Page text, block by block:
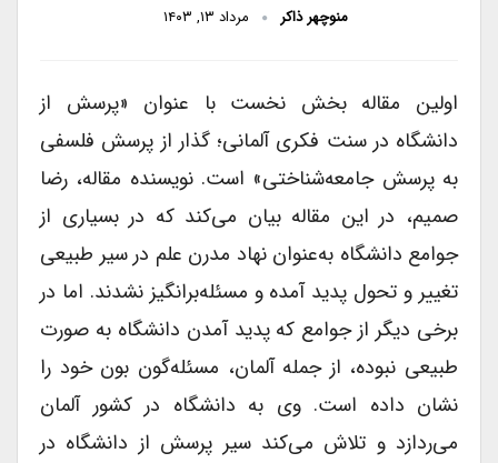
منوچهر ذاکر مرداد ۱۳, ۱۴۰۳
اولین مقاله بخش نخست با عنوان «پرسش از
دانشگاه در سنت فکری آلمانی؛ گذار از پرسش فلسفی
به پرسش جامعه‌شناختی» است. نویسنده مقاله، رضا
صمیم، در این مقاله بیان می‌کند که در بسیاری از
جوامع دانشگاه به‌عنوان نهاد مدرن علم در سیر طبیعی
تغییر و تحول پدید آمده و مسئله‌برانگیز نشدند. اما در
برخی دیگر از جوامع که پدید آمدن دانشگاه به صورت
طبیعی نبوده، از جمله آلمان، مسئله‌گون بون خود را
نشان داده است. وی به دانشگاه در کشور آلمان
می‌ردازد و تلاش می‌کند سیر پرسش از دانشگاه در